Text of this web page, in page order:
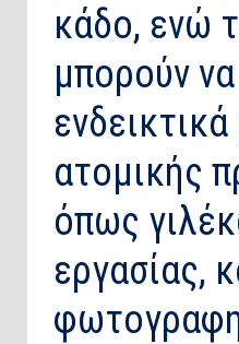
κάδο, ενώ
μπορούν
ατομικής
όπως
εργασίας,